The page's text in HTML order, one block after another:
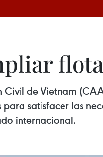
de Vietnam
satisfacer las
internacional.